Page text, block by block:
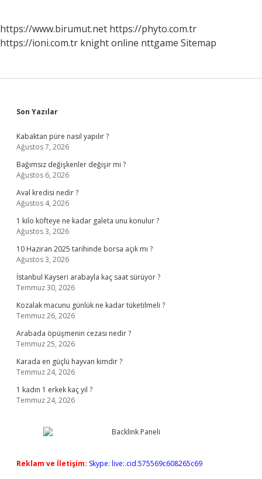
https://www.birumut.net https://phyto.com.tr
https://ioni.com.tr knight online nttgame Sitemap
Sidebar
Son Yazılar
Kabaktan püre nasıl yapılır ?
Ağustos 7, 2026
Bağımsız değişkenler değişir mi ?
Ağustos 6, 2026
Aval kredisi nedir ?
Ağustos 4, 2026
1 kilo köfteye ne kadar galeta unu konulur ?
Ağustos 3, 2026
10 Haziran 2025 tarihinde borsa açık mı ?
Ağustos 3, 2026
İstanbul Kayseri arabayla kaç saat sürüyor ?
Temmuz 30, 2026
Kozalak macunu günlük ne kadar tüketilmeli ?
Temmuz 26, 2026
Arabada öpüşmenin cezası nedir ?
Temmuz 25, 2026
Karada en güçlü hayvan kimdir ?
Temmuz 24, 2026
1 kadın 1 erkek kaç yıl ?
Temmuz 24, 2026
Reklam ve İletişim: Skype: live:.cid.575569c608265c69